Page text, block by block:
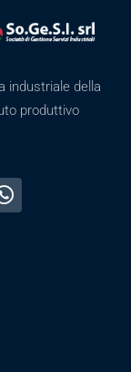
industriale della
produttivo